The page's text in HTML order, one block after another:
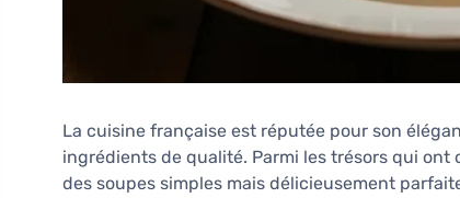
La cuisine française est réputée pour son
ingrédients de qualité. Parmi les trésors qui
des soupes simples mais délicieusement